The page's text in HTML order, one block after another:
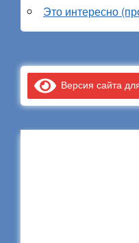
Это интересно
Версия сайта